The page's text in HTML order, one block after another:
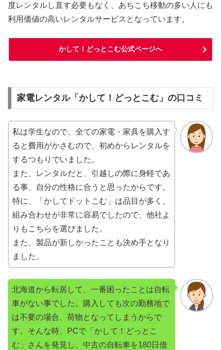
度レンタルし直す必要もなく、あちこち移動の多い人にも
利用価値の高いレンタルサービスとなっています。
かして！どっとこむ公式ページへ
家電レンタル「かして！どっとこむ」の口コミ
私は学生なので、全ての家電・家具を購入す
ると費用がかさむので、初めからレンタルを
するつもりでいました。
また、レンタルだと、引越しの際に身軽であ
る事、自分の性格に合うと思ったからです。
特に、「かしてドットこむ」は品目が多く、
組み合わせが非常に容易でしたので、他社よ
りもこちらを選びました。
また、製品が新しかったことも決め手となり
ました。
北海道から転居して、一番困ったことは自転
車がない事でした。購入しても次の勤務地で
は不要の場合、荷物となってしまうからで
す。そんな時、PCで「かして！どっとこ
む」さんを発見し、中古の自転車を180日借